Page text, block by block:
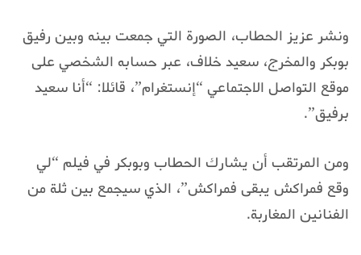
ونشر عزيز الحطاب، الصورة التي جمعت بينه وبين رفيق
بوبكر والمخرج، سعيد خلاف، عبر حسابه الشخصي على
موقع التواصل الاجتماعي “إنستغرام”، قائلا: “أنا سعيد
برفيق”.
ومن المرتقب أن يشارك الحطاب وبوبكر في فيلم “لي
وقع فمراكش يبقى فمراكش”، الذي سيجمع بين ثلة من
الفنانين المغاربة.